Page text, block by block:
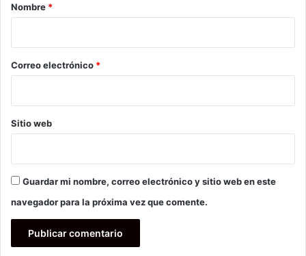
r
*
Nombre *
Correo electrónico *
Sitio web
Guardar mi nombre, correo electrónico y sitio web en este
navegador para la próxima vez que comente.